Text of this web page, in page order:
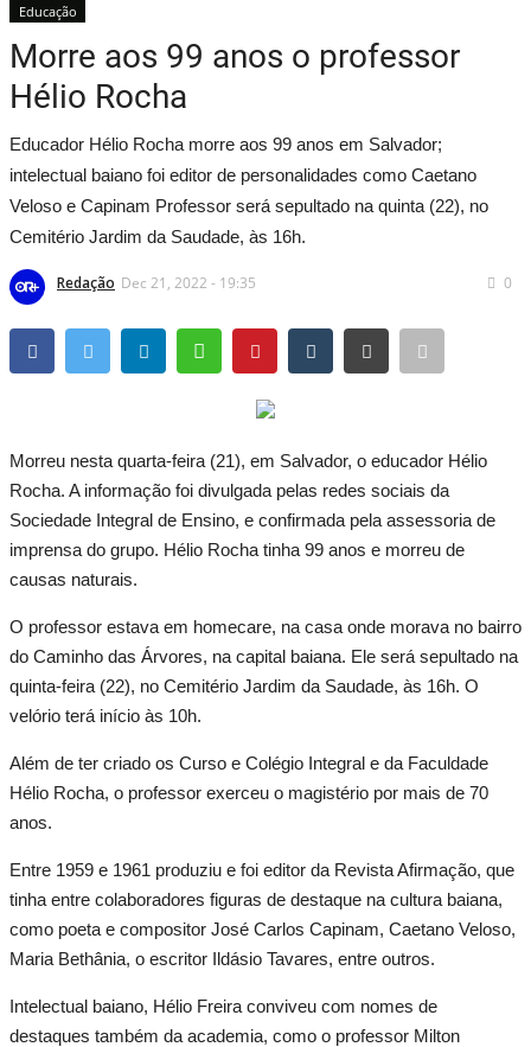
Tds
Assinante
Economia
Educação
Municípios
Tds
São Sebastião do Passé
Candeias
São Francisco do Conde
Madre de Deus
Santo Amaro
Esportes
Saúde
Language
portugues English
Educação
Morre aos 99 anos o professor
Hélio Rocha
Educador Hélio Rocha morre aos 99 anos em Salvador;
intelectual baiano foi editor de personalidades como Caetano
Veloso e Capinam Professor será sepultado na quinta (22), no
Cemitério Jardim da Saudade, às 16h.
Redação Dec 21, 2022 - 19:35 0
Morreu nesta quarta-feira (21), em Salvador, o educador Hélio
Rocha. A informação foi divulgada pelas redes sociais da
Sociedade Integral de Ensino, e confirmada pela assessoria de
imprensa do grupo. Hélio Rocha tinha 99 anos e morreu de
causas naturais.
O professor estava em homecare, na casa onde morava no bairro
do Caminho das Árvores, na capital baiana. Ele será sepultado na
quinta-feira (22), no Cemitério Jardim da Saudade, às 16h. O
velório terá início às 10h.
Além de ter criado os Curso e Colégio Integral e da Faculdade
Hélio Rocha, o professor exerceu o magistério por mais de 70
anos.
Entre 1959 e 1961 produziu e foi editor da Revista Afirmação, que
tinha entre colaboradores figuras de destaque na cultura baiana,
como poeta e compositor José Carlos Capinam, Caetano Veloso,
Maria Bethânia, o escritor Ildásio Tavares, entre outros.
Intelectual baiano, Hélio Freira conviveu com nomes de
destaques também da academia, como o professor Milton